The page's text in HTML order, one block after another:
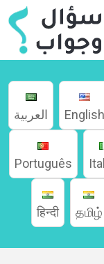
العربية English
Português
हिन्दी தமிழ்